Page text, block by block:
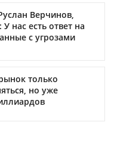
Верчинов,
нас есть ответ на
с угрозами
только
но уже